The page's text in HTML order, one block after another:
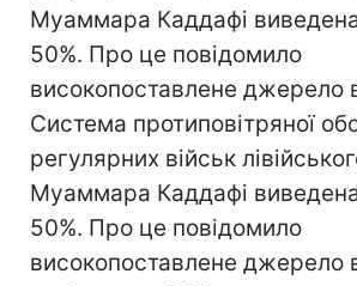
Муаммара Каддафі
50%. Про це повідомило
високопоставлене джерело
Система протиповітряної
регулярних військ
Муаммара Каддафі
50%. Про це повідомило
високопоставлене джерело